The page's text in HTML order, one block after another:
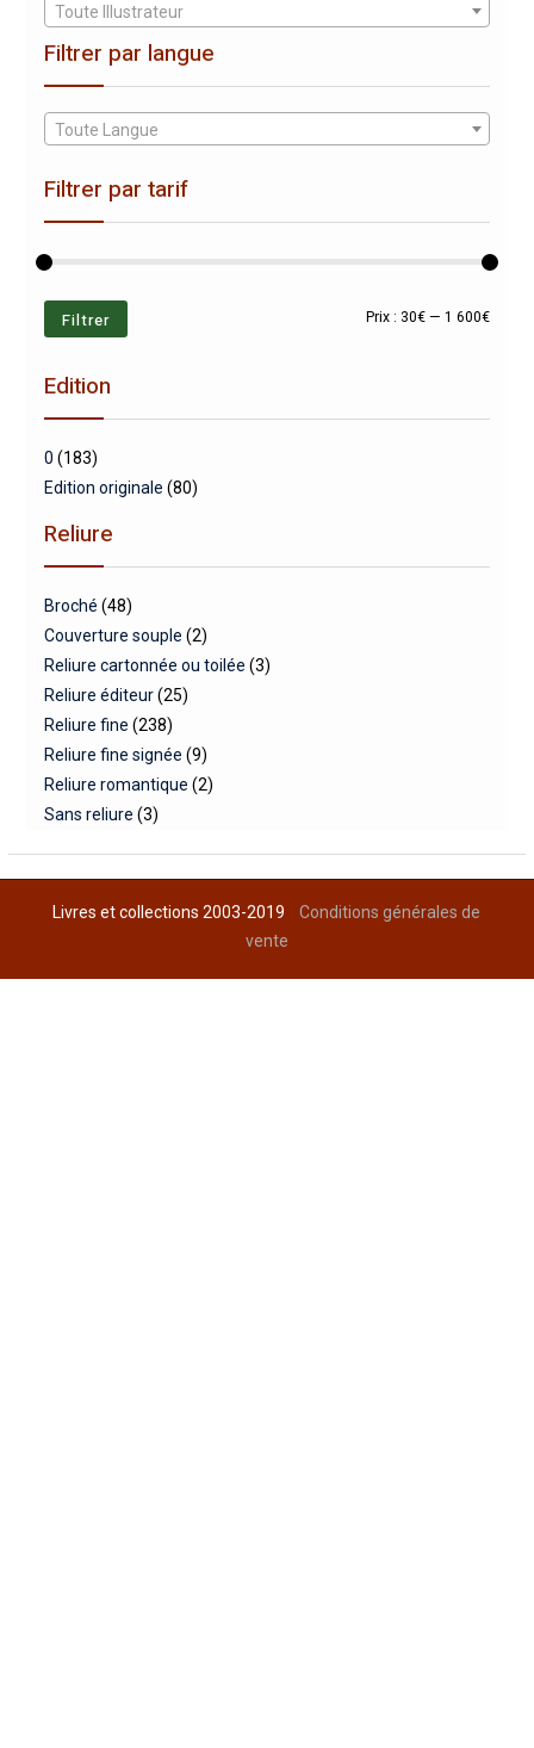
Toute Illustrateur
Filtrer par langue
Toute Langue
Filtrer par tarif
Prix
Prix
Filtrer Prix : 30€ —1 600€
Edition
0 (183)
Edition originale (80)
Reliure
Broché (48)
Couverture souple (2)
Reliure cartonnée ou toilée (3)
Reliure éditeur (25)
Reliure fine (238)
Reliure fine signée (9)
Reliure romantique (2)
Sans reliure (3)
Livres et collections 2003-2019Conditions générales de
vente